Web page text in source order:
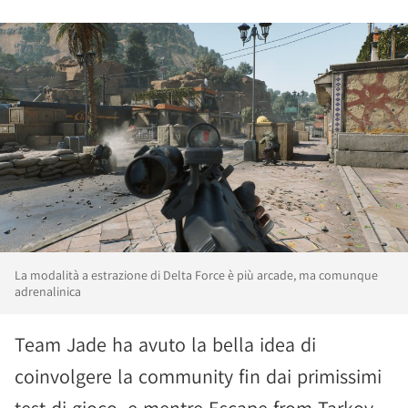
La modalità a estrazione di Delta Force è più arcade, ma comunque
adrenalinica
Team Jade ha avuto la bella idea di
coinvolgere la community fin dai primissimi